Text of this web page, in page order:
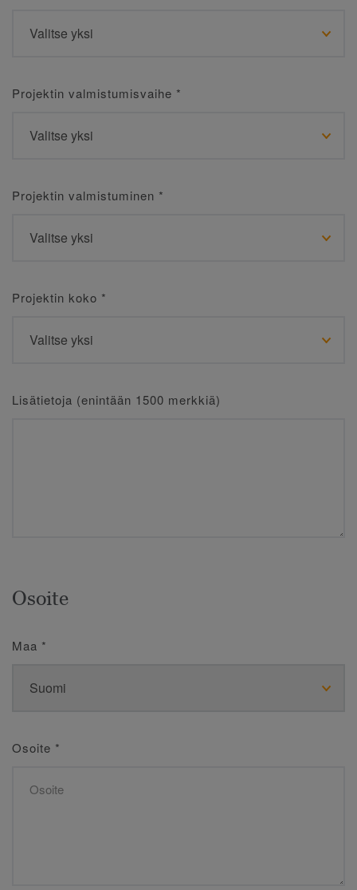
Projektin valmistumisvaihe *
Projektin valmistuminen *
Projektin koko *
Lisätietoja (enintään 1500 merkkiä)
Osoite
Maa *
Osoite *